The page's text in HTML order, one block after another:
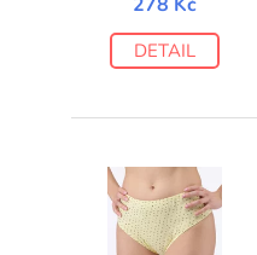
278 Kč
DETAIL